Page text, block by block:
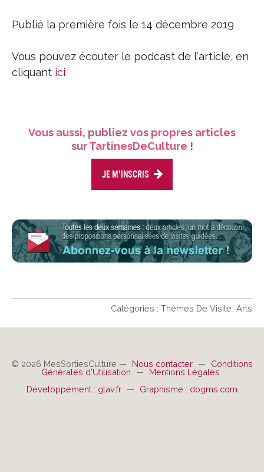
Publié la première fois le 14 décembre 2019
Vous pouvez écouter le podcast de l'article, en
cliquant ici
Vous aussi, publiez vos propres articles
surTartinesDeCulture !
Je m'inscris
Catégories : Thèmes De Visite Arts
© 2026 MesSortiesCulture — Nous contacter —
Conditions
Générales d'Utilisation
—
Mentions Légales
Développement : glav.fr — Graphisme : dogms.com